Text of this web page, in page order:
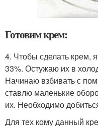
Готовим крем:
4. Чтобы сделать крем,
33%. Остужаю их в
Начинаю взбивать с
ставлю маленькие
их. Необходимо
Для тех кому данный